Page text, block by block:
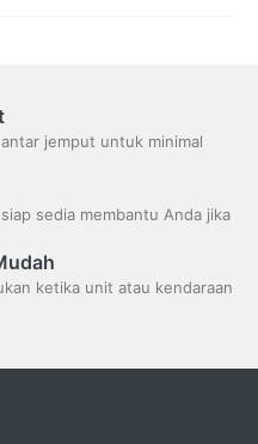
jemput untuk minimal
sedia membantu Anda jika
ketika unit atau kendaraan